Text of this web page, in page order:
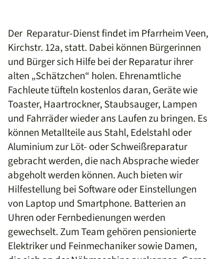
Der Reparatur-Dienst findet im Pfarrheim Veen,
Kirchstr. 12a, statt. Dabei können Bürgerinnen
und Bürger sich Hilfe bei der Reparatur ihrer
alten „Schätzchen“ holen. Ehrenamtliche
Fachleute tüfteln kostenlos daran, Geräte wie
Toaster, Haartrockner, Staubsauger, Lampen
und Fahrräder wieder ans Laufen zu bringen. Es
können Metallteile aus Stahl, Edelstahl oder
Aluminium zur Löt- oder Schweißreparatur
gebracht werden, die nach Absprache wieder
abgeholt werden können. Auch bieten wir
Hilfestellung bei Software oder Einstellungen
von Laptop und Smartphone. Batterien an
Uhren oder Fernbedienungen werden
gewechselt. Zum Team gehören pensionierte
Elektriker und Feinmechaniker sowie Damen,